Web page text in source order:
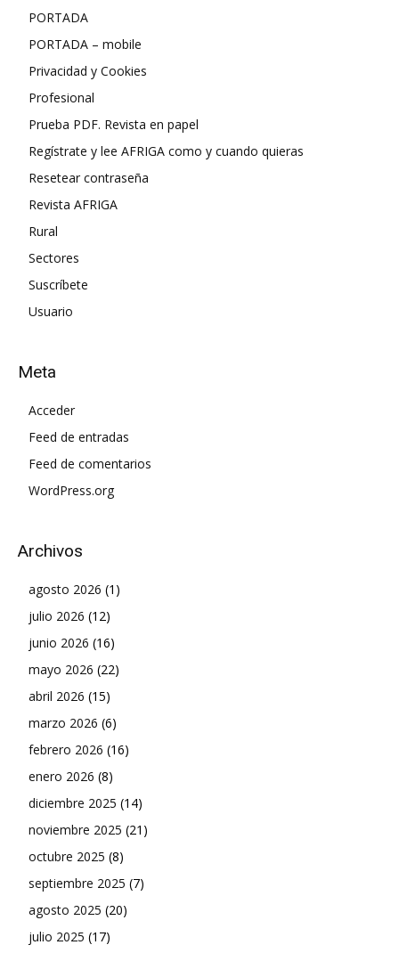
PORTADA
PORTADA – mobile
Privacidad y Cookies
Profesional
Prueba PDF. Revista en papel
Regístrate y lee AFRIGA como y cuando quieras
Resetear contraseña
Revista AFRIGA
Rural
Sectores
Suscríbete
Usuario
Meta
Acceder
Feed de entradas
Feed de comentarios
WordPress.org
Archivos
agosto 2026 (1)
julio 2026 (12)
junio 2026 (16)
mayo 2026 (22)
abril 2026 (15)
marzo 2026 (6)
febrero 2026 (16)
enero 2026 (8)
diciembre 2025 (14)
noviembre 2025 (21)
octubre 2025 (8)
septiembre 2025 (7)
agosto 2025 (20)
julio 2025 (17)